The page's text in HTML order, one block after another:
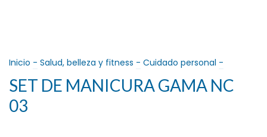
Inicio - Salud, belleza y fitness - Cuidado personal -
SET DE MANICURA GAMA NC
03